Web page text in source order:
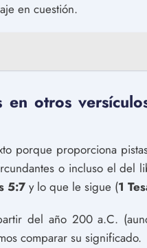
en cuestión.
en otros
porque proporciona
o incluso el del
5:7 y lo que le sigue (1
del año 200 a.C.
comparar su significado.